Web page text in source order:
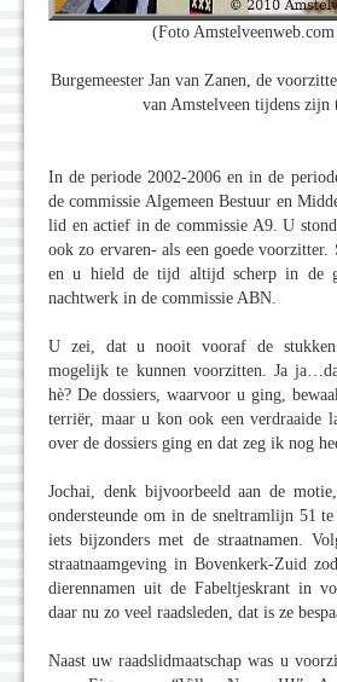
(Foto
Burgemeester Jan van Zanen, de
van Amstelveen tijdens zijn
In de periode 2002-2006 en in de
de commissie Algemeen Bestuur en
lid en actief in de commissie A9. U
ook zo ervaren- als een goede voorzitter.
en u hield de tijd altijd scherp in de
nachtwerk in de commissie ABN.
U zei, dat u nooit vooraf de
mogelijk te kunnen voorzitten. Ja
hè? De dossiers, waarvoor u ging,
terriër, maar u kon ook een verdraaide
over de dossiers ging en dat zeg ik nog
Jochai, denk bijvoorbeeld aan de
ondersteunde om in de sneltramlijn 51
iets bijzonders met de straatnamen.
straatnaamgeving in Bovenkerk-Zuid
dierennamen uit de Fabeltjeskrant in
daar nu zo veel raadsleden, dat is ze
Naast uw raadslidmaatschap was u